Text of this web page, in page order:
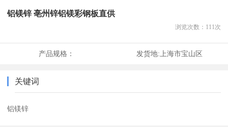
铝镁锌 亳州锌铝镁彩钢板直供
浏览次数： 111次
产品规格： 发货地: 上海市宝山区
关键词
铝镁锌